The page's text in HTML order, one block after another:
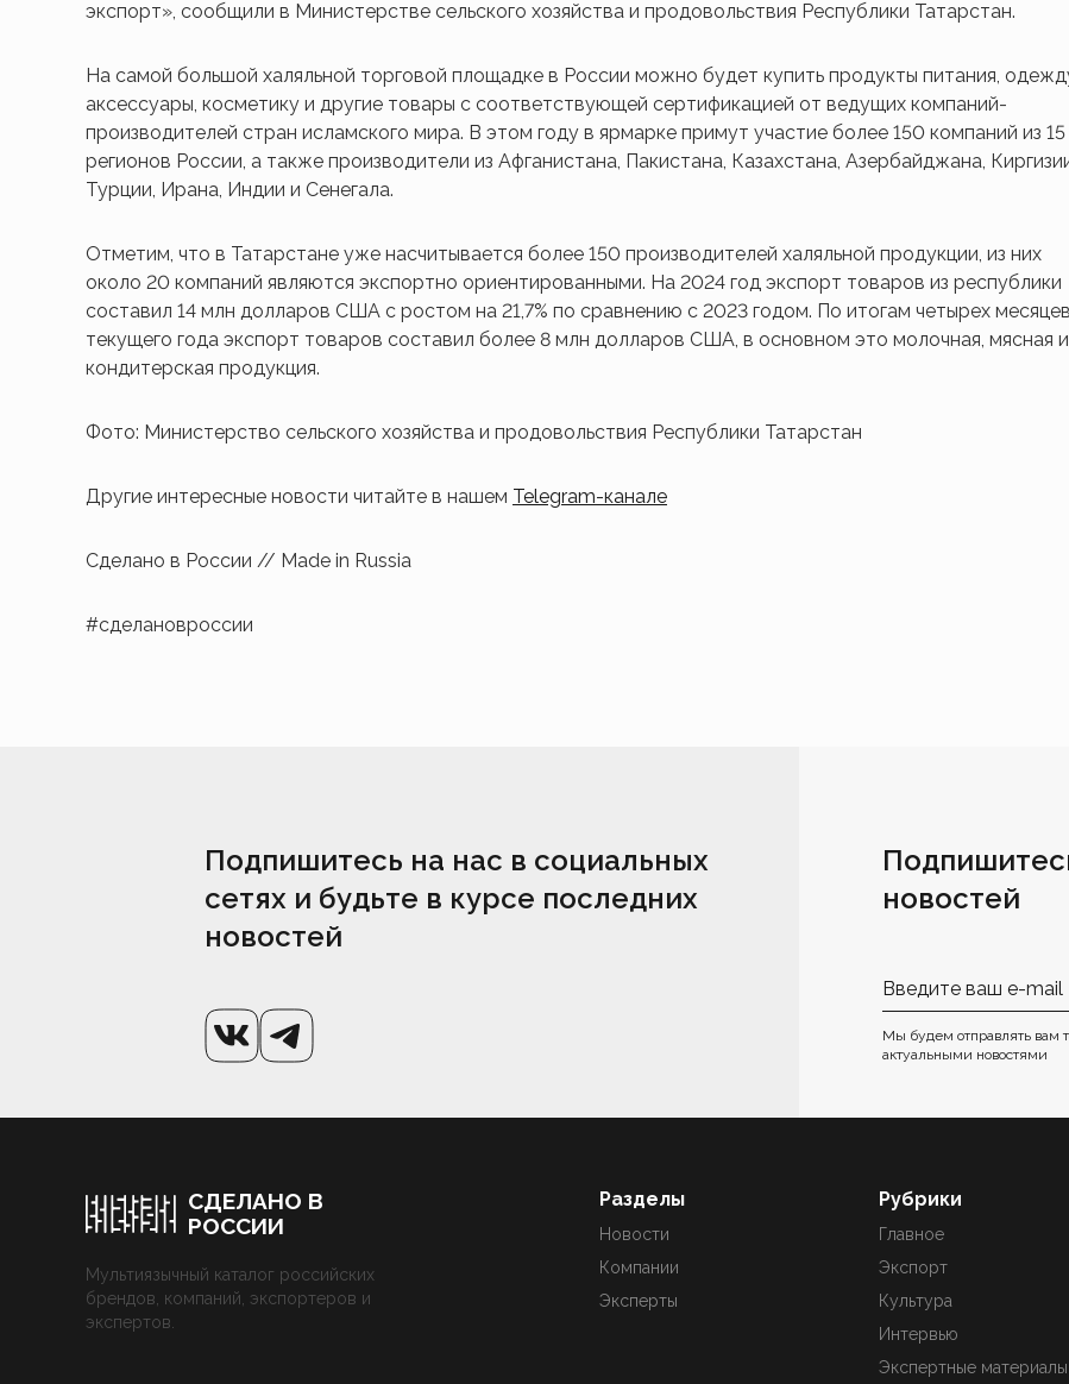
экспорт», сообщили в Министерстве сельского хозяйства и продовольствия Республики Татарстан.
На самой большой халяльной торговой площадке в России можно будет купить продукты питания,
аксессуары, косметику и другие товары с соответствующей сертификацией от ведущих компаний-
производителей стран исламского мира. В этом году в ярмарке примут участие более 150 компаний из 15
регионов России, а также производители из Афганистана, Пакистана, Казахстана, Азербайджана,
Турции, Ирана, Индии и Сенегала.
Отметим, что в Татарстане уже насчитывается более 150 производителей халяльной продукции, из них
около 20 компаний являются экспортно ориентированными. На 2024 год экспорт товаров из республики
составил 14 млн долларов США с ростом на 21,7% по сравнению с 2023 годом. По итогам четырех месяцев
текущего года экспорт товаров составил более 8 млн долларов США, в основном это молочная, мясная и
кондитерская продукция.
Фото: Министерство сельского хозяйства и продовольствия Республики Татарстан
Другие интересные новости читайте в нашем Telegram-канале
Сделано в России // Made in Russia
#сделановроссии
Подпишитесь на нас в социальных
сетях и будьте в курсе последних
новостей
новостей
Мы будем отправлять вам
актуальными новостями
СДЕЛАНО В
РОССИИ
Мультиязычный каталог российских
брендов, компаний, экспортеров и
экспертов.
Разделы
Новости
Компании
Эксперты
Рубрики
Главное
Экспорт
Культура
Интервью
Экспертные материалы